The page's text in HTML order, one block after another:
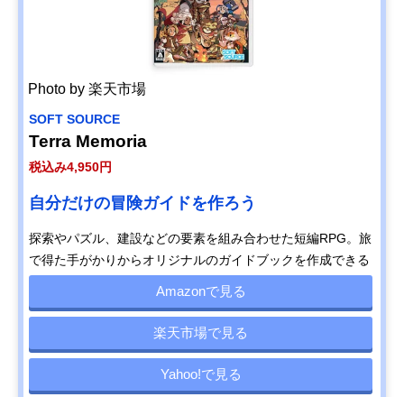
Photo by 楽天市場
SOFT SOURCE
Terra Memoria
税込み4,950円
自分だけの冒険ガイドを作ろう
探索やパズル、建設などの要素を組み合わせた短編RPG。旅
で得た手がかりからオリジナルのガイドブックを作成できる
Amazonで見る
楽天市場で見る
Yahoo!で見る